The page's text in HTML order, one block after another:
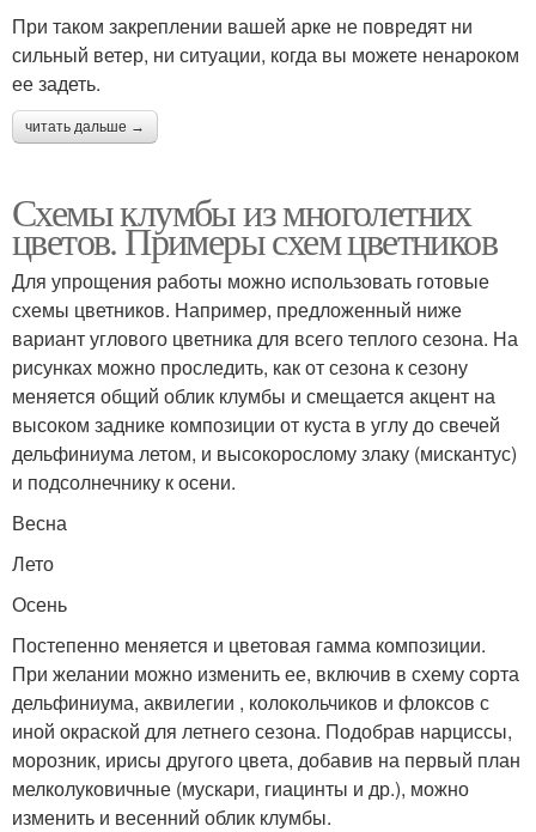
При таком закреплении вашей арке не повредят ни
сильный ветер, ни ситуации, когда вы можете ненароком
ее задеть.
читать дальше →
Схемы клумбы из многолетних
цветов. Примеры схем цветников
Для упрощения работы можно использовать готовые
схемы цветников. Например, предложенный ниже
вариант углового цветника для всего теплого сезона. На
рисунках можно проследить, как от сезона к сезону
меняется общий облик клумбы и смещается акцент на
высоком заднике композиции от куста в углу до свечей
дельфиниума летом, и высокорослому злаку (мискантус)
и подсолнечнику к осени.
Весна
Лето
Осень
Постепенно меняется и цветовая гамма композиции.
При желании можно изменить ее, включив в схему сорта
дельфиниума, аквилегии , колокольчиков и флоксов с
иной окраской для летнего сезона. Подобрав нарциссы,
морозник, ирисы другого цвета, добавив на первый план
мелколуковичные (мускари, гиацинты и др.), можно
изменить и весенний облик клумбы.